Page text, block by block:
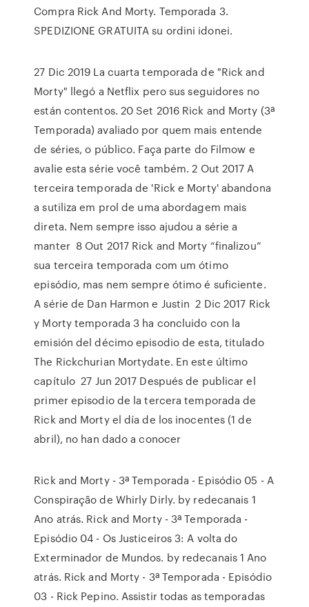
Compra Rick And Morty. Temporada 3.
SPEDIZIONE GRATUITA su ordini idonei.
27 Dic 2019 La cuarta temporada de "Rick and
Morty" llegó a Netflix pero sus seguidores no
están contentos. 20 Set 2016 Rick and Morty (3ª
Temporada) avaliado por quem mais entende
de séries, o público. Faça parte do Filmow e
avalie esta série você também. 2 Out 2017 A
terceira temporada de 'Rick e Morty' abandona
a sutiliza em prol de uma abordagem mais
direta. Nem sempre isso ajudou a série a
manter 8 Out 2017 Rick and Morty “finalizou”
sua terceira temporada com um ótimo
episódio, mas nem sempre ótimo é suficiente.
A série de Dan Harmon e Justin 2 Dic 2017 Rick
y Morty temporada 3 ha concluido con la
emisión del décimo episodio de esta, titulado
The Rickchurian Mortydate. En este último
capítulo 27 Jun 2017 Después de publicar el
primer episodio de la tercera temporada de
Rick and Morty el día de los inocentes (1 de
abril), no han dado a conocer
Rick and Morty - 3ª Temporada - Episódio 05 - A
Conspiração de Whirly Dirly. by redecanais 1
Ano atrás. Rick and Morty - 3ª Temporada -
Episódio 04 - Os Justiceiros 3: A volta do
Exterminador de Mundos. by redecanais 1 Ano
atrás. Rick and Morty - 3ª Temporada - Episódio
03 - Rick Pepino. Assistir todas as temporadas